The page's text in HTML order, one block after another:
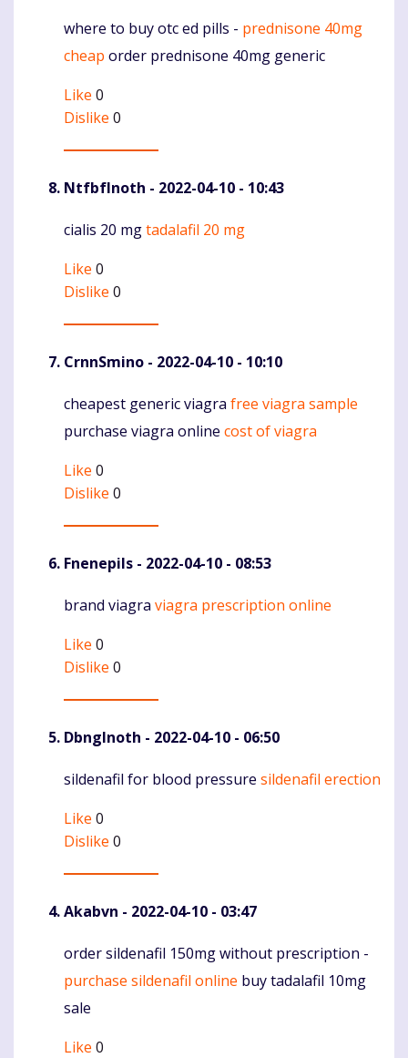
Komentaras
where to buy otc ed pills - prednisone 40mg
cheap order prednisone 40mg generic
Like 0
Dislike 0
NtfbfInoth - 2022-04-10 - 10:43
Komentaras
cialis 20 mgtadalafil 20 mg
Like 0
Dislike 0
CrnnSmino - 2022-04-10 - 10:10
Komentaras
cheapest generic viagra free viagra sample
purchase viagra online cost of viagra
Like 0
Dislike 0
Fnenepils - 2022-04-10 - 08:53
Komentaras
brand viagra viagra prescription online
Like 0
Dislike 0
DbngInoth - 2022-04-10 - 06:50
Komentaras
sildenafil for blood pressure sildenafil erection
Like 0
Dislike 0
Akabvn - 2022-04-10 - 03:47
Komentaras
order sildenafil 150mg without prescription -
purchase sildenafil online buy tadalafil 10mg
sale
Like 0